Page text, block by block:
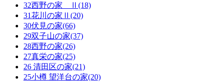
32西野の家 Ⅱ(18)
31花川の家Ⅱ(20)
30伏見の家(66)
29双子山の家(37)
28西野の家(26)
27真栄の家(25)
26 清田区の家(21)
25小樽 望洋台の家(20)